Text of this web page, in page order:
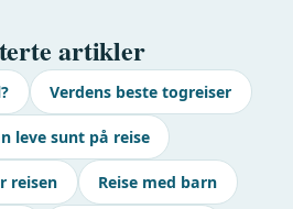
artikler
Verdens beste togreiser
leve sunt på reise
reisen Reise med barn